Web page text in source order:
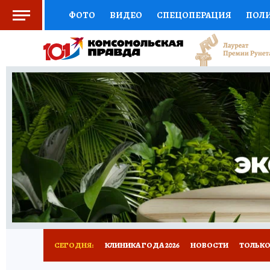
ФОТО ВИДЕО СПЕЦОПЕРАЦИЯ
СОЦПОДДЕРЖКА НАУКА СПОРТ
ВЫБОР ЭКСПЕРТОВ ДОКТОР
КНИЖНАЯ ПОЛКА ПРОГНОЗЫ НА СПОРТ
ПРЕСС-ЦЕНТР НЕДВИЖИМОСТЬ
РАДИО КП РЕКЛАМА ТЕСТЫ НОВОЕ
СЕГОДНЯ: КЛИНИКА ГОДА 2026 НОВОСТИ